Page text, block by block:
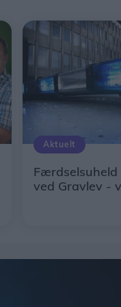
Aktuelt
ved Gravlev -